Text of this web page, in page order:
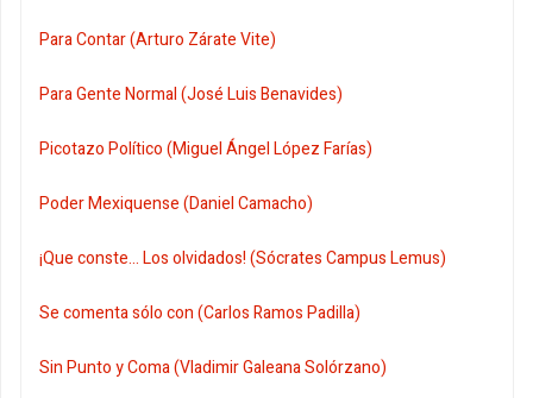
Para Contar (Arturo Zárate Vite)
Para Gente Normal (José Luis Benavides)
Picotazo Político (Miguel Ángel López Farías)
Poder Mexiquense (Daniel Camacho)
¡Que conste... Los olvidados! (Sócrates Campus Lemus)
Se comenta sólo con (Carlos Ramos Padilla)
Sin Punto y Coma (Vladimir Galeana Solórzano)